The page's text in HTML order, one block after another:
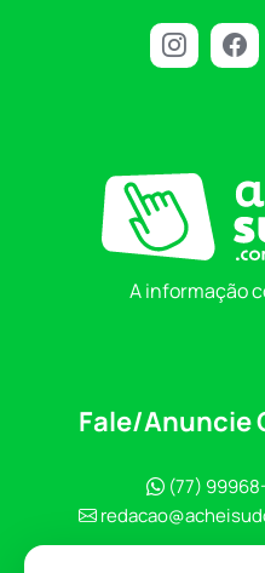
A informação
Fale/Anuncie
(77)